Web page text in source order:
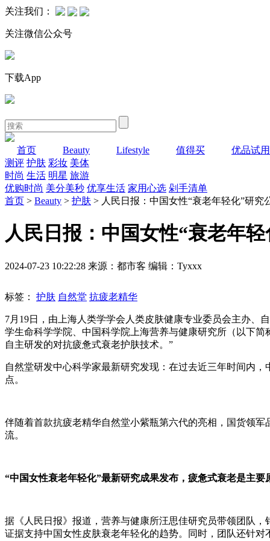
关注我们：
关注微信公众号
下载App
首页 Beauty Lifestyle 值得买
优品试用
测评 护肤 彩妆 美体
时尚 生活 明星 旅游
优购时尚 美分美秒 优享生活 家用心选 剁手清单
首页 > Beauty > 护肤 > 人民日报：中国女性“衰老年轻化”研
人民日报：中国女性“衰老年
2024-07-23 10:22:28 来源：都市客 编辑：Tyxxx
标签： 护肤 自然堂 抗疲老精华
7月19日，由上海人类学学会人类皮肤健康专业委员会主办、
学生命科学学院、中国科学院上海营养与健康研究所（以下
自主研发的对抗疲惫式衰老护肤技术。”
自然堂研发中心科学家最新研究发现：在过去近三年时间内
点。
伴随着首款抗疲老精华自然堂小紫瓶第六代的亮相，国货领
流。
“中国女性衰老年轻化”最新研究成果发布，疲惫式衰老是主要
据《人民日报》报道，营养与健康所汪思佳研究员带领团队
证据支持中国女性皮肤衰老年轻化的趋势。同时，团队还针